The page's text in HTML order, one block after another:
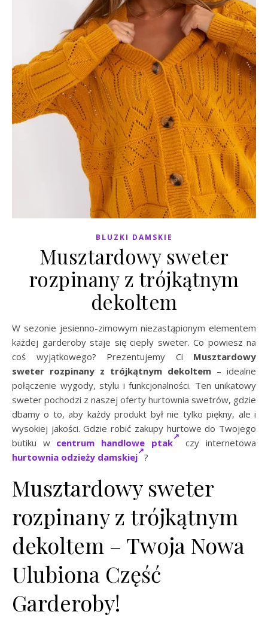
BLUZKI DAMSKIE
Musztardowy sweter
rozpinany z trójkątnym
dekoltem
W sezonie jesienno-zimowym niezastąpionym elementem
każdej garderoby staje się ciepły sweter. Co powiesz na
coś wyjątkowego? Prezentujemy Ci Musztardowy
sweter rozpinany z trójkątnym dekoltem – idealne
połączenie wygody, stylu i funkcjonalności. Ten unikatowy
sweter pochodzi z naszej oferty hurtownia swetrów, gdzie
dbamy o to, aby każdy produkt był nie tylko piękny, ale i
wysokiej jakości. Gdzie robić zakupy hurtowe do Twojego
butiku w centrum handlowe ptak
czy internetowa
hurtownia odzieży damskiej ?
Musztardowy sweter
rozpinany z trójkątnym
dekoltem – Twoja Nowa
Ulubiona Część
Garderoby!